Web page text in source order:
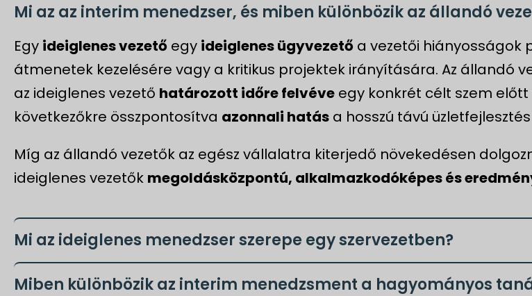
Mi az az interim menedzser, és miben különbözik az állandó
Egy ideiglenes vezető egy ideiglenes ügyvezető a vezetői hiányosságok
átmenetek kezelésére vagy a kritikus projektek irányítására. Az állandó
az ideiglenes vezető határozott időre felvéve egy konkrét célt szem
következőkre összpontosítva azonnali hatás a hosszú távú
Míg az állandó vezetők az egész vállalatra kiterjedő növekedésen
ideiglenes vezetők megoldásközpontú, alkalmazkodóképes és
Mi az ideiglenes menedzser szerepe egy szervezetben?
Miben különbözik az interim menedzsment a hagyományos